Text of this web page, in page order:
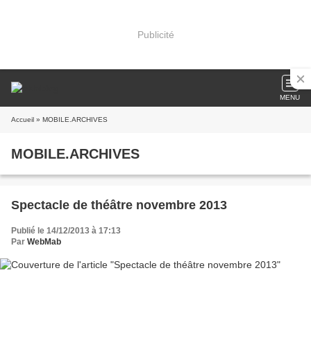
Publicité
MENU
Accueil » MOBILE.ARCHIVES
MOBILE.ARCHIVES
Spectacle de théâtre novembre 2013
Publié le 14/12/2013 à 17:13
Par WebMab